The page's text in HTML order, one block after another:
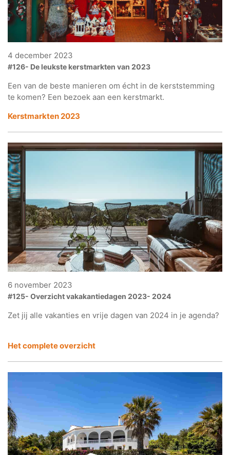
4 december 2023
#126- De leukste kerstmarkten van 2023
Een van de beste manieren om écht in de kerststemming
te komen? Een bezoek aan een kerstmarkt.
Kerstmarkten 2023
6 november 2023
#125- Overzicht vakakantiedagen 2023- 2024
Zet jij alle vakanties en vrije dagen van 2024 in je agenda?
Het complete overzicht